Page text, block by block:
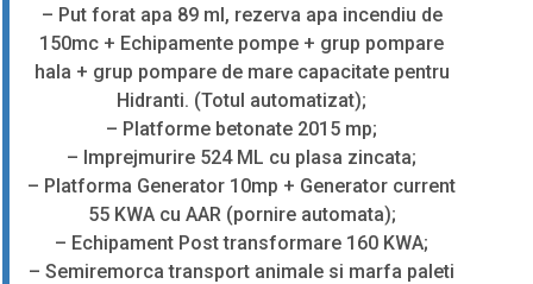
– Put forat apa 89 ml, rezerva apa incendiu de
150mc + Echipamente pompe + grup pompare
hala + grup pompare de mare capacitate pentru
Hidranti. (Totul automatizat);
– Platforme betonate 2015 mp;
– Imprejmurire 524 ML cu plasa zincata;
– Platforma Generator 10mp + Generator current
55 KWA cu AAR (pornire automata);
– Echipament Post transformare 160 KWA;
– Semiremorca transport animale si marfa paleti